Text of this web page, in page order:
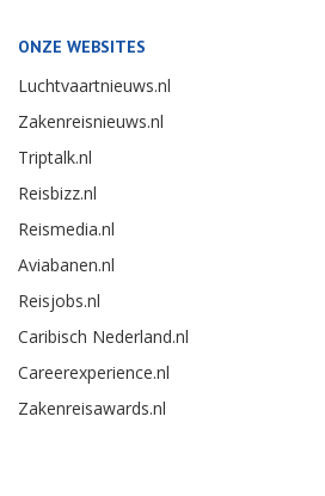
ONZE WEBSITES
Luchtvaartnieuws.nl
Zakenreisnieuws.nl
Triptalk.nl
Reisbizz.nl
Reismedia.nl
Aviabanen.nl
Reisjobs.nl
Caribisch Nederland.nl
Careerexperience.nl
Zakenreisawards.nl